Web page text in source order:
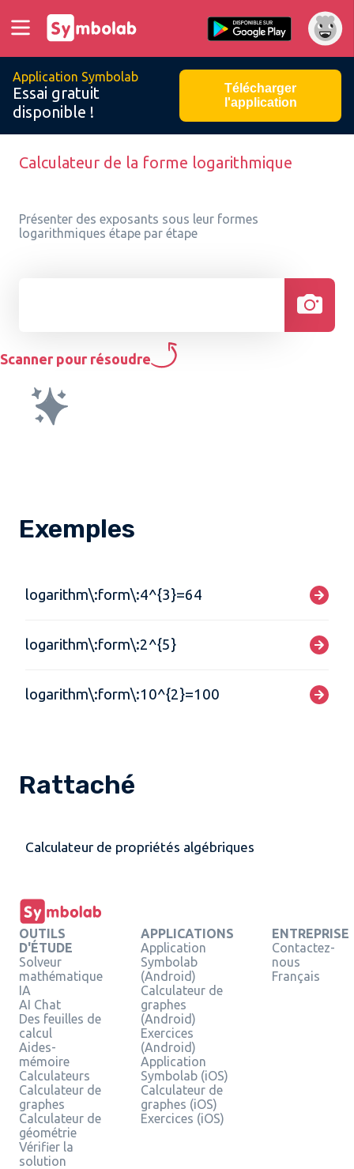
Application Symbolab
Essai gratuit
disponible !
Télécharger
l'application
Calculateur de la forme logarithmique
Présenter des exposants sous leur formes
logarithmiques étape par étape
Scanner pour résoudre
Exemples
logarithm\:form\:4^{3}=64
logarithm\:form\:2^{5}
logarithm\:form\:10^{2}=100
Rattaché
Calculateur de propriétés algébriques
OUTILS
D'ÉTUDE
Solveur
mathématique
IA
AI Chat
Des feuilles de
calcul
Aides-
mémoire
Calculateurs
Calculateur de
graphes
Calculateur de
géométrie
Vérifier la
solution
APPLICATIONS
Application
Symbolab
(Android)
Calculateur de
graphes
(Android)
Exercices
(Android)
Application
Symbolab (iOS)
Calculateur de
graphes (iOS)
Exercices (iOS)
ENTREPRISE
Contactez-
nous
Français